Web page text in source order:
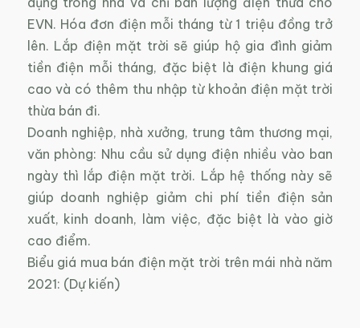
EVN. Hóa đơn điện mỗi tháng từ 1 triệu đồng trở
lên. Lắp điện mặt trời sẽ giúp hộ gia đình giảm
tiền điện mỗi tháng, đặc biệt là điện khung giá
cao và có thêm thu nhập từ khoản điện mặt trời
thừa bán đi.
Doanh nghiệp, nhà xưởng, trung tâm thương mại,
văn phòng: Nhu cầu sử dụng điện nhiều vào ban
ngày thì lắp điện mặt trời. Lắp hệ thống này sẽ
giúp doanh nghiệp giảm chi phí tiền điện sản
xuất, kinh doanh, làm việc, đặc biệt là vào giờ
cao điểm.
Biểu giá mua bán điện mặt trời trên mái nhà năm
2021: (Dự kiến)